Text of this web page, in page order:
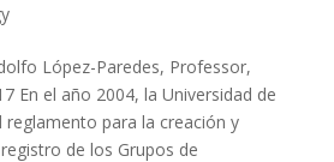
López-Paredes, Professor,
En el año 2004, la Universidad de
reglamento para la creación y
de los Grupos de